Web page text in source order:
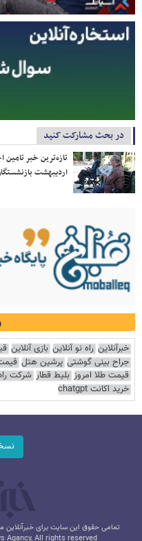
در بحث مشارکت کنید
تازه‌ترین خبر
اردیبهشت
خبرآنلاین راه نو آنلاین بازی آنلاین
جراح بینی گوشتی پرشین هتل
قیمت طلا امروز بلیط قطار شرکت
خرید اکانت chatgpt
تمامی حقوق این سایت برای